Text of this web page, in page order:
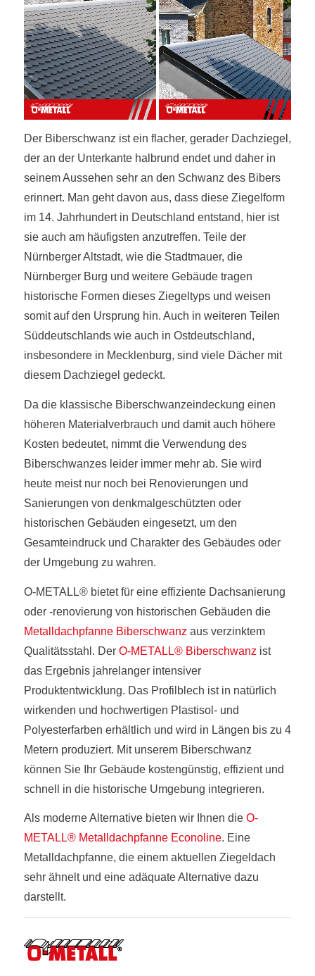
Der Biberschwanz ist ein flacher, gerader Dachziegel,
der an der Unterkante halbrund endet und daher in
seinem Aussehen sehr an den Schwanz des Bibers
erinnert. Man geht davon aus, dass diese Ziegelform
im 14. Jahrhundert in Deutschland entstand, hier ist
sie auch am häufigsten anzutreffen. Teile der
Nürnberger Altstadt, wie die Stadtmauer, die
Nürnberger Burg und weitere Gebäude tragen
historische Formen dieses Ziegeltyps und weisen
somit auf den Ursprung hin. Auch in weiteren Teilen
Süddeutschlands wie auch in Ostdeutschland,
insbesondere in Mecklenburg, sind viele Dächer mit
diesem Dachziegel gedeckt.
Da die klassische Biberschwanzeindeckung einen
höheren Materialverbrauch und damit auch höhere
Kosten bedeutet, nimmt die Verwendung des
Biberschwanzes leider immer mehr ab. Sie wird
heute meist nur noch bei Renovierungen und
Sanierungen von denkmalgeschützten oder
historischen Gebäuden eingesetzt, um den
Gesamteindruck und Charakter des Gebäudes oder
der Umgebung zu wahren.
O-METALL® bietet für eine effiziente Dachsanierung
oder -renovierung von historischen Gebäuden die
Metalldachpfanne Biberschwanz aus verzinktem
Qualitätsstahl. Der O-METALL® Biberschwanz ist
das Ergebnis jahrelanger intensiver
Produktentwicklung. Das Profilblech ist in natürlich
wirkenden und hochwertigen Plastisol- und
Polyesterfarben erhältlich und wird in Längen bis zu 4
Metern produziert. Mit unserem Biberschwanz
können Sie Ihr Gebäude kostengünstig, effizient und
schnell in die historische Umgebung integrieren.
Als moderne Alternative bieten wir Ihnen die O-
METALL® Metalldachpfanne Econoline. Eine
Metalldachpfanne, die einem aktuellen Ziegeldach
sehr ähnelt und eine adäquate Alternative dazu
darstellt.